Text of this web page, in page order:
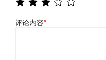
评论内容*